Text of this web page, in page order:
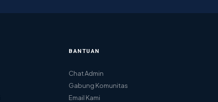
BANTUAN
Chat Admin
Gabung Komunitas
Email Kami